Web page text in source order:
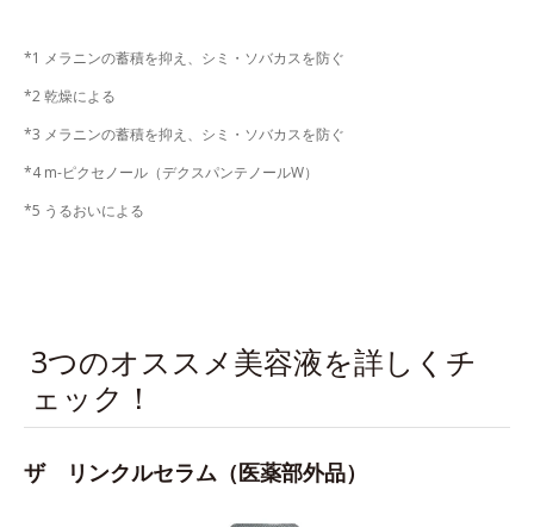
*1 メラニンの蓄積を抑え、シミ・ソバカスを防ぐ
*2 乾燥による
*3 メラニンの蓄積を抑え、シミ・ソバカスを防ぐ
*4 m-ピクセノール（デクスパンテノールW）
*5 うるおいによる
3つのオススメ美容液を詳しくチ
ェック！
ザ リンクルセラム（医薬部外品）